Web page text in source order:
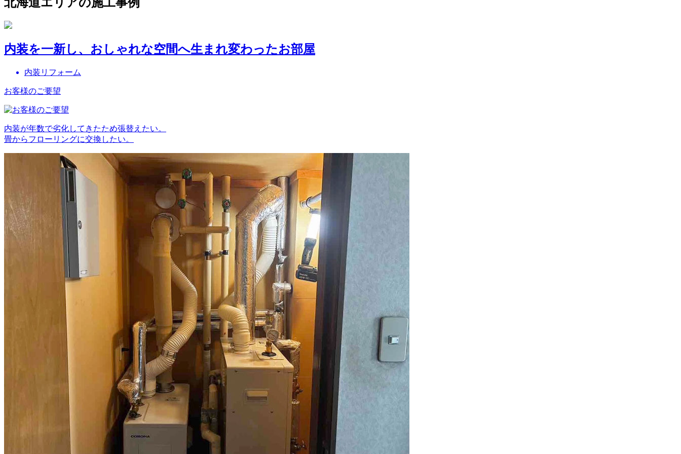
北海道エリアの施工事例
内装を一新し、おしゃれな空間へ生まれ変わったお部屋
内装リフォーム
お客様のご要望
内装が年数で劣化してきたため張替えたい。
畳からフローリングに交換したい。